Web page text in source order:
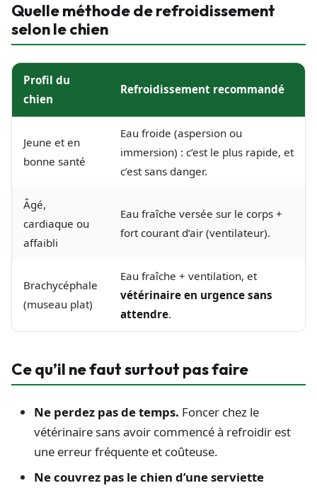
Quelle méthode de refroidissement
selon le chien
Profil du
chien
Refroidissement recommandé
Jeune et en
bonne santé
Eau froide (aspersion ou
immersion) : c’est le plus rapide, et
c’est sans danger.
Âgé,
cardiaque ou
affaibli
Eau fraîche versée sur le corps +
fort courant d’air (ventilateur).
Brachycéphale
(museau plat)
Eau fraîche + ventilation, et
vétérinaire en urgence sans
attendre.
Ce qu’il ne faut surtout pas faire
Ne perdez pas de temps. Foncer chez le
vétérinaire sans avoir commencé à refroidir est
une erreur fréquente et coûteuse.
Ne couvrez pas le chien d’une serviette